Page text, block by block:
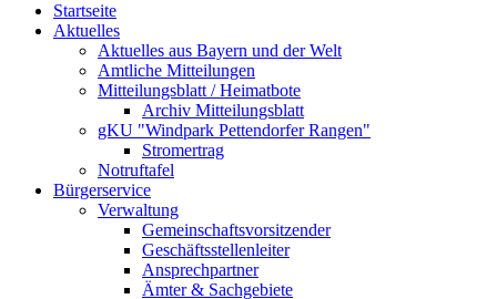
Startseite
Aktuelles
Aktuelles aus Bayern und der Welt
Amtliche Mitteilungen
Mitteilungsblatt / Heimatbote
Archiv Mitteilungsblatt
gKU "Windpark Pettendorfer Rangen"
Stromertrag
Notruftafel
Bürgerservice
Verwaltung
Gemeinschaftsvorsitzender
Geschäftsstellenleiter
Ansprechpartner
Ämter & Sachgebiete